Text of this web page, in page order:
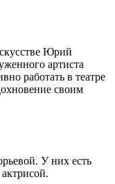
Юрий
артиста
работать в театре
своим
У них есть